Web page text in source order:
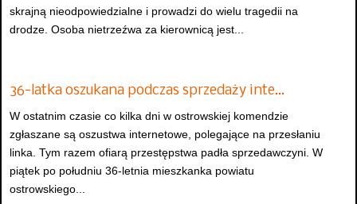
skrajną nieodpowiedzialne i prowadzi do wielu tragedii na
drodze. Osoba nietrzeźwa za kierownicą jest...
36-latka oszukana podczas sprzedaży inte…
W ostatnim czasie co kilka dni w ostrowskiej komendzie
zgłaszane są oszustwa internetowe, polegające na przesłaniu
linka. Tym razem ofiarą przestępstwa padła sprzedawczyni. W
piątek po południu 36-letnia mieszkanka powiatu
ostrowskiego...